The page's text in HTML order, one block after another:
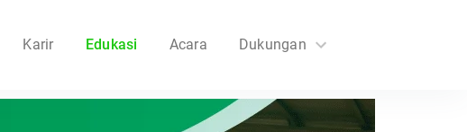
Karir Edukasi Acara Dukungan
FAQs